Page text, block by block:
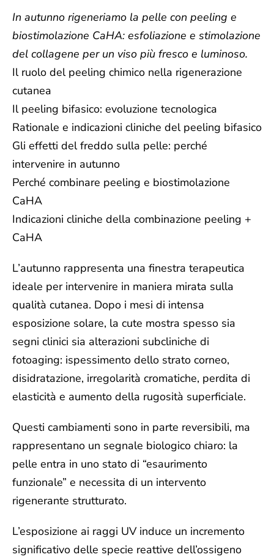
In autunno rigeneriamo la pelle con peeling e
biostimolazione CaHA: esfoliazione e stimolazione
del collagene per un viso più fresco e luminoso.
Il ruolo del peeling chimico nella rigenerazione
cutanea
Il peeling bifasico: evoluzione tecnologica
Rationale e indicazioni cliniche del peeling bifasico
Gli effetti del freddo sulla pelle: perché
intervenire in autunno
Perché combinare peeling e biostimolazione
CaHA
Indicazioni cliniche della combinazione peeling +
CaHA
L’autunno rappresenta una finestra terapeutica
ideale per intervenire in maniera mirata sulla
qualità cutanea. Dopo i mesi di intensa
esposizione solare, la cute mostra spesso sia
segni clinici sia alterazioni subcliniche di
fotoaging: ispessimento dello strato corneo,
disidratazione, irregolarità cromatiche, perdita di
elasticità e aumento della rugosità superficiale.
Questi cambiamenti sono in parte reversibili, ma
rappresentano un segnale biologico chiaro: la
pelle entra in uno stato di “esaurimento
funzionale” e necessita di un intervento
rigenerante strutturato.
L’esposizione ai raggi UV induce un incremento
significativo delle specie reattive dell’ossigeno